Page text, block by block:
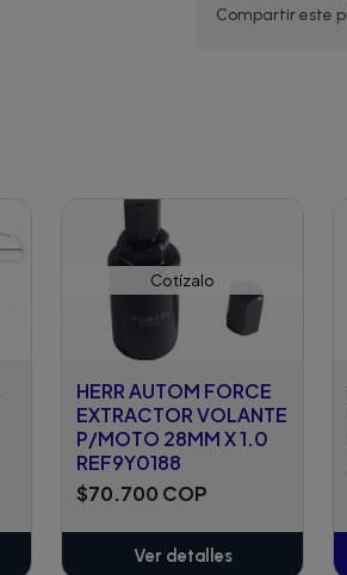
Compartir este
Cotízalo
HERR AUTOM FORCE
EXTRACTOR VOLANTE
P/MOTO 28MM X 1.0
REF9Y0188
$70.700 COP
Ver detalles